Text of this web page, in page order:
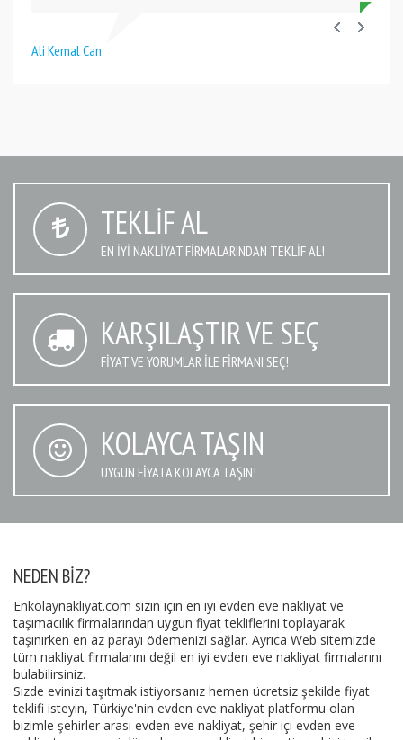
Ali Kemal Can
TEKLIF AL
EN IYI NAKLIYAT FIRMALARINDAN TEKLIF AL!
KARŞILAŞTIR VE SEÇ
FIYAT VE YORUMLAR İLE FIRMANI SEÇ!
KOLAYCA TAŞIN
UYGUN FIYATA KOLAYCA TAŞIN!
NEDEN BIZ?
Enkolaynakliyat.com sizin için en iyi evden eve nakliyat ve
taşımacılık firmalarından uygun fiyat tekliflerini toplayarak
taşınırken en az parayı ödemenizi sağlar. Ayrıca Web sitemizde
tüm nakliyat firmalarını değil en iyi evden eve nakliyat firmalarını
bulabilirsiniz.
Sizde evinizi taşıtmak istiyorsanız hemen ücretsiz şekilde fiyat
teklifi isteyin, Türkiye'nin evden eve nakliyat platformu olan
bizimle şehirler arası evden eve nakliyat, şehir içi evden eve